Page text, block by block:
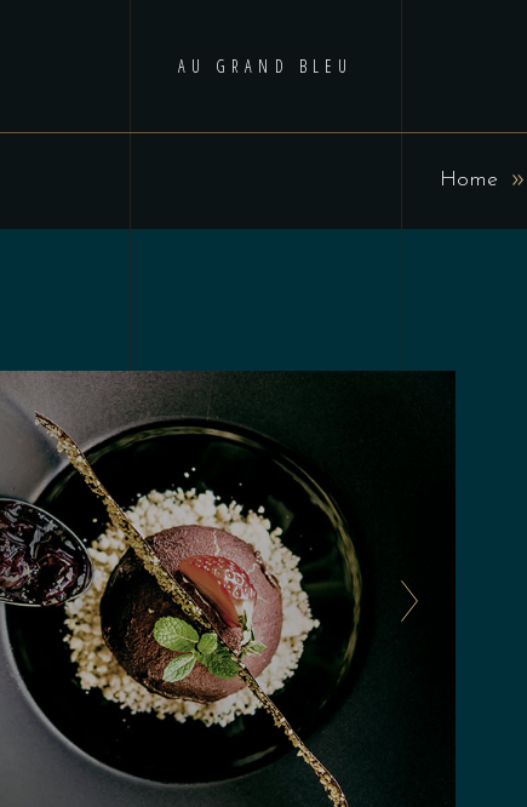
AU GRAND BLEU
Home